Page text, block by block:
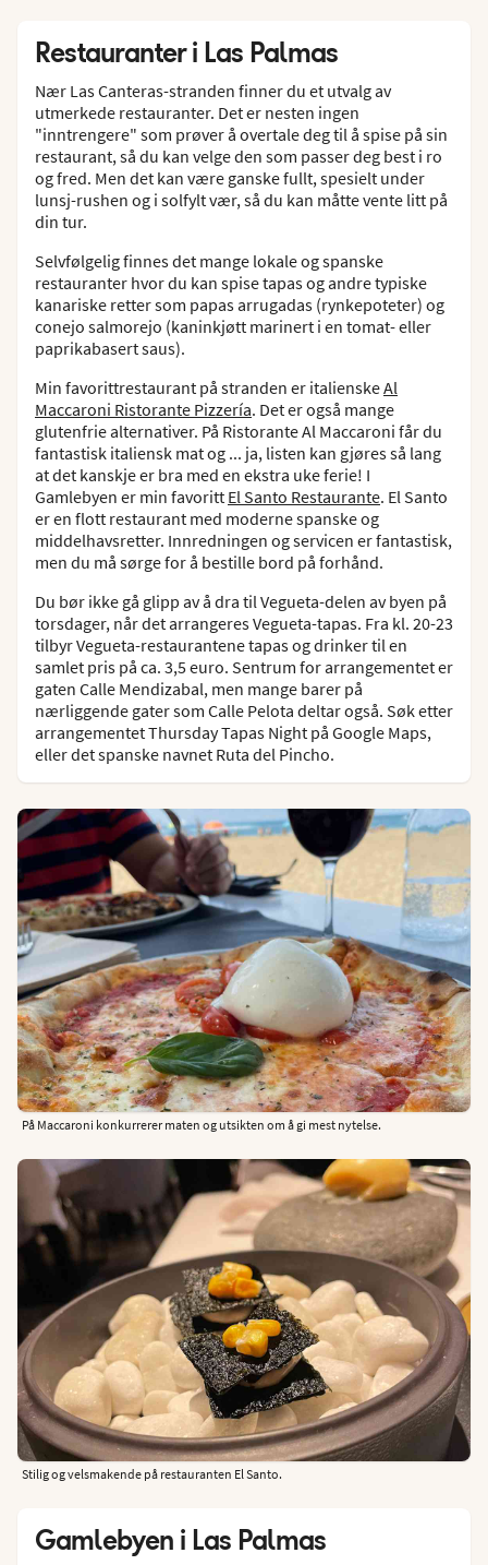
Restauranter i Las Palmas
Nær Las Canteras-stranden finner du et utvalg av
utmerkede restauranter. Det er nesten ingen
"inntrengere" som prøver å overtale deg til å spise på sin
restaurant, så du kan velge den som passer deg best i ro
og fred. Men det kan være ganske fullt, spesielt under
lunsj-rushen og i solfylt vær, så du kan måtte vente litt på
din tur.
Selvfølgelig finnes det mange lokale og spanske
restauranter hvor du kan spise tapas og andre typiske
kanariske retter som papas arrugadas (rynkepoteter) og
conejo salmorejo (kaninkjøtt marinert i en tomat- eller
paprikabasert saus).
Min favorittrestaurant på stranden er italienskeAl
Maccaroni Ristorante Pizzería. Det er også mange
glutenfrie alternativer. På Ristorante Al Maccaroni får du
fantastisk italiensk mat og ... ja, listen kan gjøres så lang
at det kanskje er bra med en ekstra uke ferie! I
Gamlebyen er min favoritt El Santo Restaurante. El Santo
er en flott restaurant med moderne spanske og
middelhavsretter. Innredningen og servicen er fantastisk,
men du må sørge for å bestille bord på forhånd.
Du bør ikke gå glipp av å dra til Vegueta-delen av byen på
torsdager, når det arrangeres Vegueta-tapas. Fra kl. 20-23
tilbyr Vegueta-restaurantene tapas og drinker til en
samlet pris på ca. 3,5 euro. Sentrum for arrangementet er
gaten Calle Mendizabal, men mange barer på
nærliggende gater som Calle Pelota deltar også. Søk etter
arrangementet Thursday Tapas Night på Google Maps,
eller det spanske navnet Ruta del Pincho.
På Maccaroni konkurrerer maten og utsikten om å gi mest nytelse.
Stilig og velsmakende på restauranten El Santo.
Gamlebyen i Las Palmas